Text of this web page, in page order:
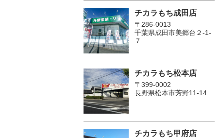
チカラもち成田店
〒286-0013
千葉県成田市美郷台２‐1‐
７
チカラもち松本店
〒399-0002
長野県松本市芳野11-14
チカラもち甲府店